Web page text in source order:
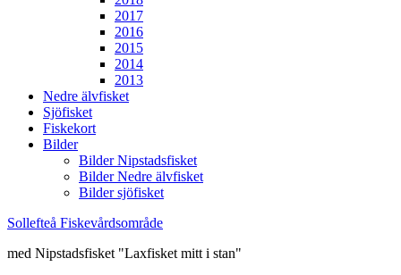
2017
2016
2015
2014
2013
Nedre älvfisket
Sjöfisket
Fiskekort
Bilder
Bilder Nipstadsfisket
Bilder Nedre älvfisket
Bilder sjöfisket
Sollefteå Fiskevårdsområde
med Nipstadsfisket "Laxfisket mitt i stan"